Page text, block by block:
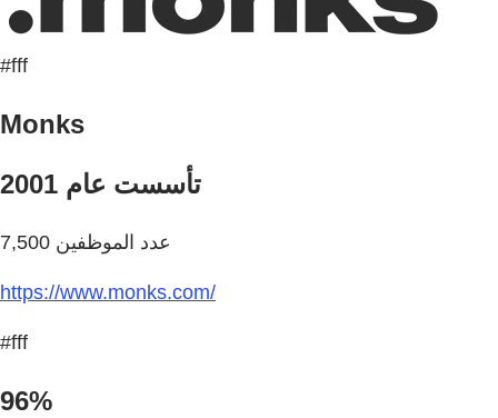
#fff
Monks
تأسست عام 2001
عدد الموظفين 7,500
https://www.monks.com/
#fff
96%